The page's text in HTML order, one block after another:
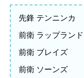
先鋒 テンニン
前衛 ラップラ
前衛 ブレイ
前衛 ソーン